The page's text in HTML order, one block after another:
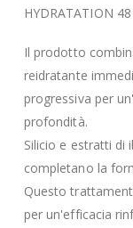
HYDRATATION
Il prodotto
reidratante
progressiva per
profondità.
Silicio e estratti di
completano la
Questo
per un'efficacia